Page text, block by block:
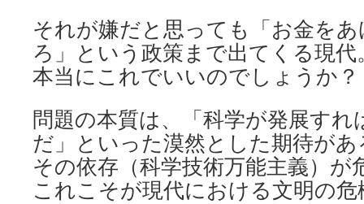
それが嫌だと思っても「お金を
ろ」という政策まで出てくる現代
本当にこれでいいのでしょうか？
問題の本質は、「科学が発展す
だ」といった漠然とした期待が
その依存（科学技術万能主義）が
これこそが現代における文明の